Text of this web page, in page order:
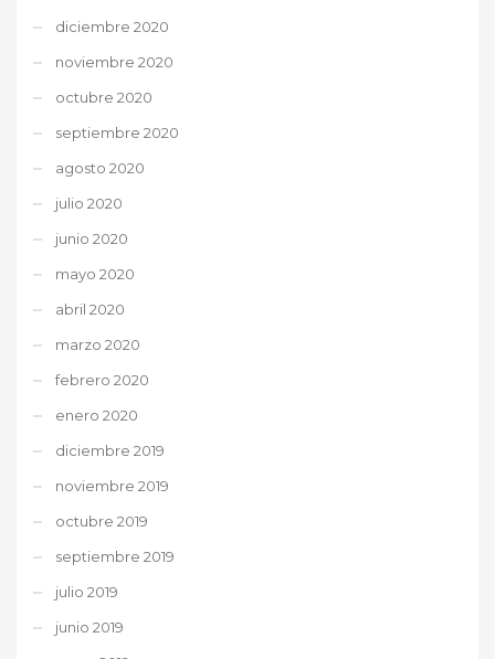
diciembre 2020
noviembre 2020
octubre 2020
septiembre 2020
agosto 2020
julio 2020
junio 2020
mayo 2020
abril 2020
marzo 2020
febrero 2020
enero 2020
diciembre 2019
noviembre 2019
octubre 2019
septiembre 2019
julio 2019
junio 2019